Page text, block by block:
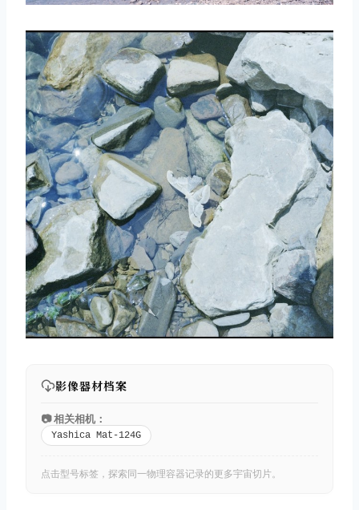
影像器材档案
📷 相关相机：
Yashica Mat-124G
点击型号标签，探索同一物理容器记录的更多宇宙切片。